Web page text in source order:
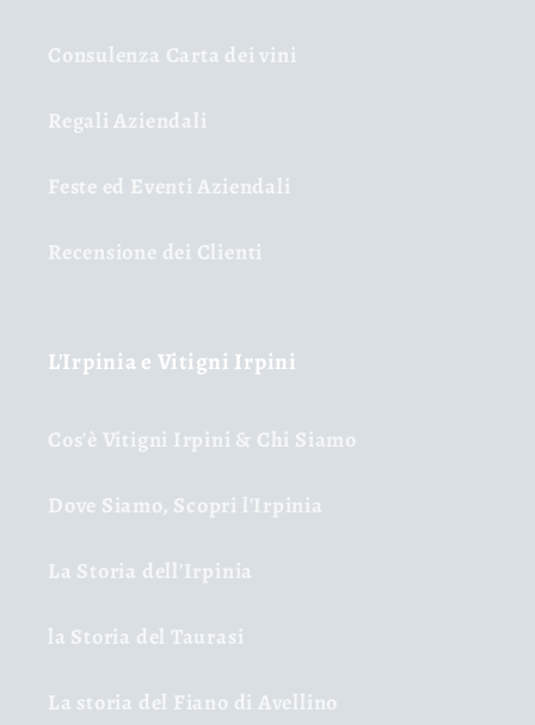
Consulenza Carta dei vini
Regali Aziendali
Feste ed Eventi Aziendali
Recensione dei Clienti
L'Irpinia e Vitigni Irpini
Cos'è Vitigni Irpini & Chi Siamo
Dove Siamo, Scopri l'Irpinia
La Storia dell'Irpinia
la Storia del Taurasi
La storia del Fiano di Avellino